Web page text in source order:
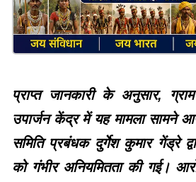
प्राप्त जानकारी के अनुसार,
उपार्जन केंद्र में यह मामला सामने
समिति प्रबंधक दुर्गेश कुमार गेंड्रे
को गंभीर अनियमितता की गई।